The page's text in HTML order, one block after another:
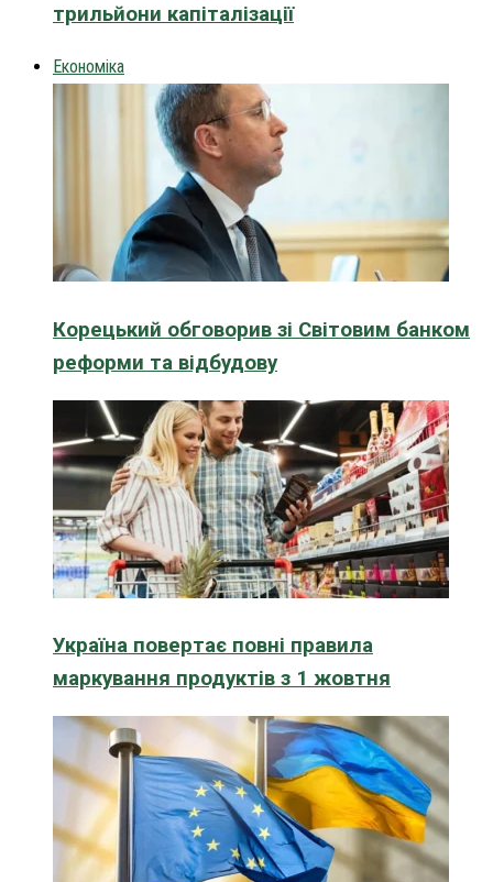
трильйони капіталізації
Економіка
Корецький обговорив зі Світовим банком
реформи та відбудову
Україна повертає повні правила
маркування продуктів з 1 жовтня